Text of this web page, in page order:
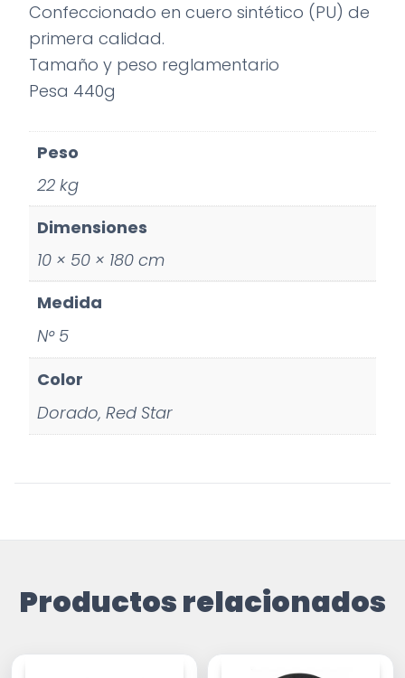
Confeccionado en cuero sintético (PU) de
primera calidad.
Tamaño y peso reglamentario
Pesa 440g
Peso
22 kg
Dimensiones
10 × 50 × 180 cm
Medida
N° 5
Color
Dorado, Red Star
Productos relacionados